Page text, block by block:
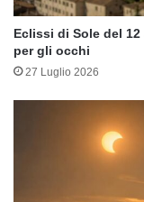
Eclissi di Sole del
per gli occhi
27 Luglio 2026